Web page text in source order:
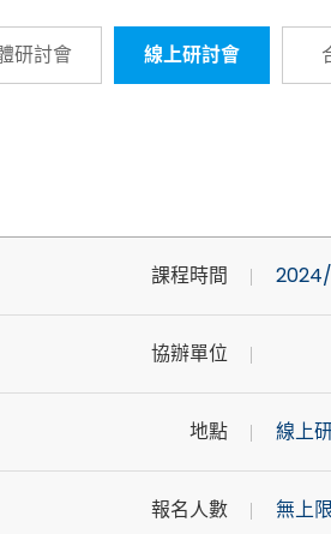
研討會 線上研討會
課程時間
協辦單位
地點 線上
報名人數 無上